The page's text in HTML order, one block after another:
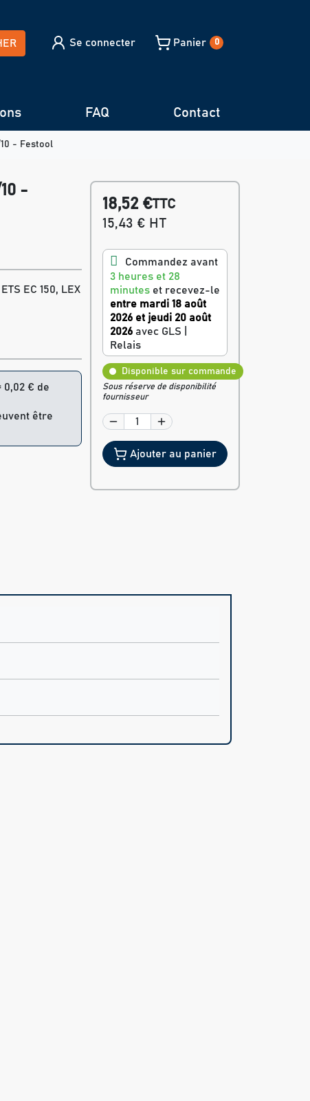
Se connecter Panier 0
FAQ Contact
- Festool
-
EC 150, LEX
0,02 € de
être
18,52 €TTC
15,43 € HT
Commandez avant
3 heures et 28
minuteset recevez-le
entre mardi 18 août
2026 et jeudi 20 août
2026 avec GLS |
Relais
Disponible sur commande
Sous réserve de disponibilité
fournisseur
Ajouter au panier